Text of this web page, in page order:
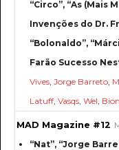
“Circo”, “As (Mais
Invenções do Dr.
“Bolonaldo”,
Farão Sucesso
Vives, Jorge Barreto,
Latuff, Vasqs, Wel,
MAD Magazine #12
“Nat”, “Jorge